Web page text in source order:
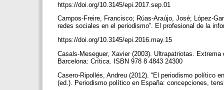
https://doi.org/10.3145/epi.2017.sep.01
Campos-Freire, Francisco; Rúas-Araújo, José; López-
redes sociales en el periodismo”. El profesional de la
https://doi.org/10.3145/epi.2016.may.15
Casals-Meseguer, Xavier (2003). Ultrapatriotas.
Barcelona: Crítica. ISBN 978 8 4843 24300
Casero-Ripollés, Andreu (2012). “El periodismo político
(ed.). Periodismo político en España: concepciones,